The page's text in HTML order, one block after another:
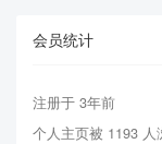
会员统计
注册于 3年前
个人主页被 1193 人